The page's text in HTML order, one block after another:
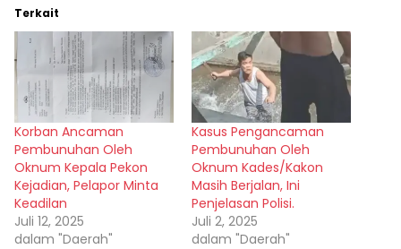
Terkait
Korban Ancaman
Pembunuhan Oleh
Oknum Kepala Pekon
Kejadian, Pelapor Minta
Keadilan
Juli 12, 2025
dalam "Daerah"
Kasus Pengancaman
Pembunuhan Oleh
Oknum Kades/Kakon
Masih Berjalan, Ini
Penjelasan Polisi.
Juli 2, 2025
dalam "Daerah"